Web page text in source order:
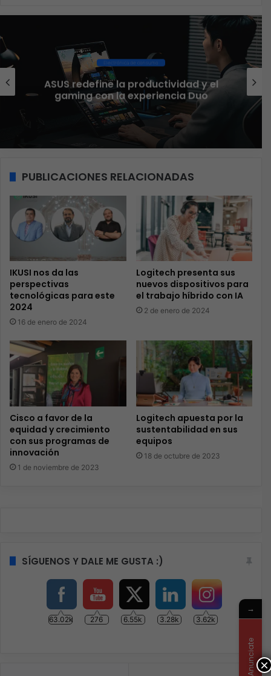
y el
Duo
Red Hat anuncia a Sinuhé
como nuevo Chief
norte de LATAM
PUBLICACIONES RELACIONADAS
IKUSI nos da las
perspectivas
tecnológicas para este
2024
16 de enero de 2024
Logitech presenta sus
nuevos dispositivos para
el trabajo híbrido con IA
2 de enero de 2024
Cisco a favor de la
equidad y crecimiento
con sus programas de
innovación
1 de noviembre de 2023
Logitech apuesta por la
sustentabilidad en sus
equipos
18 de octubre de 2023
SÍGUENOS Y DALE ME GUSTA :)
63.02k 276 6.55k 3.28k 3.62k
×
→
Anunciate